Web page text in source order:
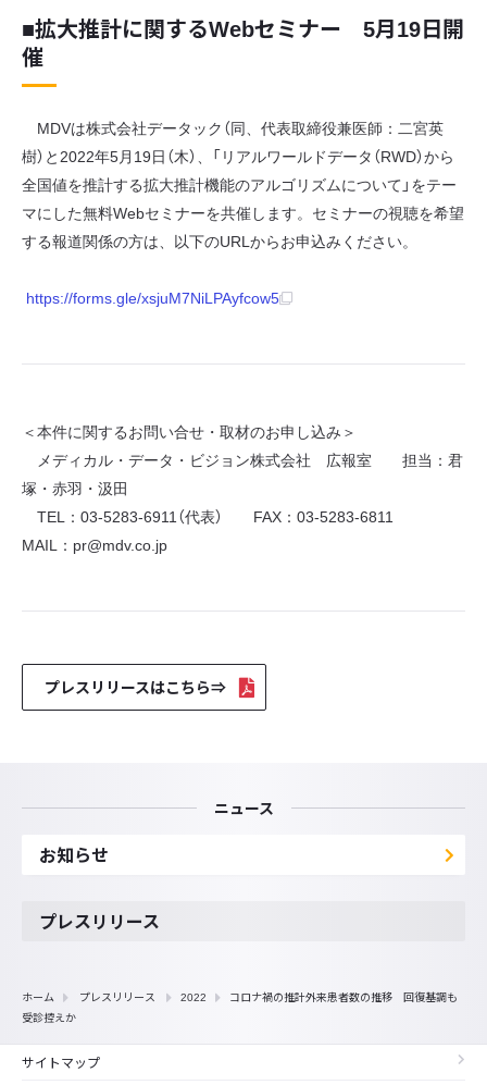
■拡大推計に関するWebセミナー 5月19日開
催
MDVは株式会社データック（同、代表取締役兼医師：二宮英
樹）と2022年5月19日（木）、「リアルワールドデータ（RWD）から
全国値を推計する拡大推計機能のアルゴリズムについて」をテー
マにした無料Webセミナーを共催します。セミナーの視聴を希望
する報道関係の方は、以下のURLからお申込みください。
https://forms.gle/xsjuM7NiLPAyfcow5
＜本件に関するお問い合せ・取材のお申し込み＞
メディカル・データ・ビジョン株式会社 広報室 担当：君
塚・赤羽・汲田
TEL：03-5283-6911（代表） FAX：03-5283-6811
MAIL：pr@mdv.co.jp
プレスリリースはこちら⇒
ニュース
お知らせ
プレスリリース
ホーム プレスリリース 2022
コロナ禍の推計外来患者数の推移 回復基調も
受診控えか
サイトマップ